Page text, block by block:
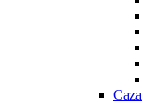
Caza